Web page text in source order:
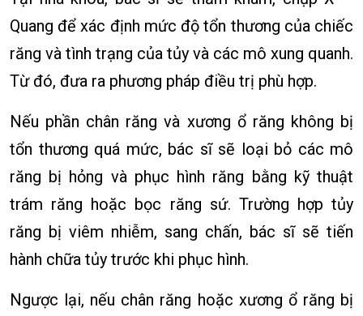
Quang để xác định mức độ tổn thương của chiếc
răng và tình trạng của tủy và các mô xung quanh.
Từ đó, đưa ra phương pháp điều trị phù hợp.
Nếu phần chân răng và xương ổ răng không bị
tổn thương quá mức, bác sĩ sẽ loại bỏ các mô
răng bị hỏng và phục hình răng bằng kỹ thuật
trám răng hoặc bọc răng sứ. Trường hợp tủy
răng bị viêm nhiễm, sang chấn, bác sĩ sẽ tiến
hành chữa tủy trước khi phục hình.
Ngược lại, nếu chân răng hoặc xương ổ răng bị